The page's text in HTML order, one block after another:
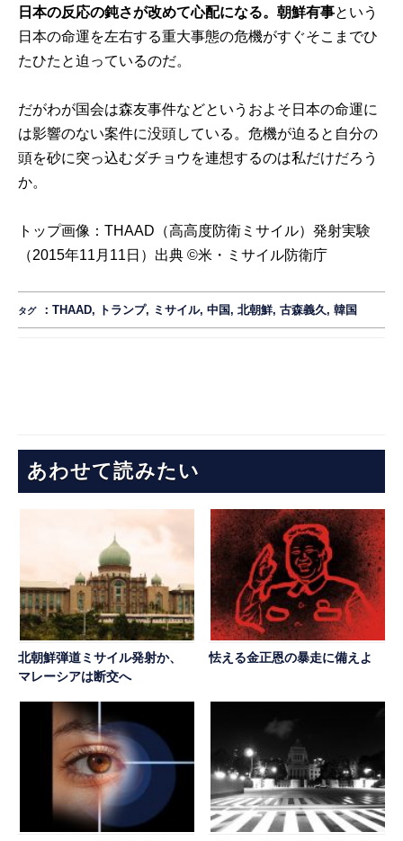
日本の反応の鈍さが改めて心配になる。朝鮮有事という
日本の命運を左右する重大事態の危機がすぐそこまでひ
たひたと迫っているのだ。
だがわが国会は森友事件などというおよそ日本の命運に
は影響のない案件に没頭している。危機が迫ると自分の
頭を砂に突っ込むダチョウを連想するのは私だけだろう
か。
トップ画像：THAAD（高高度防衛ミサイル）発射実験
（2015年11月11日）出典 ©米・ミサイル防衛庁
タグ ：THAAD, トランプ, ミサイル,中国 ,北朝鮮,古森義久,韓国
あわせて読みたい
北朝鮮弾道ミサイル発射か、
マレーシアは断交へ
怯える金正恩の暴走に備えよ